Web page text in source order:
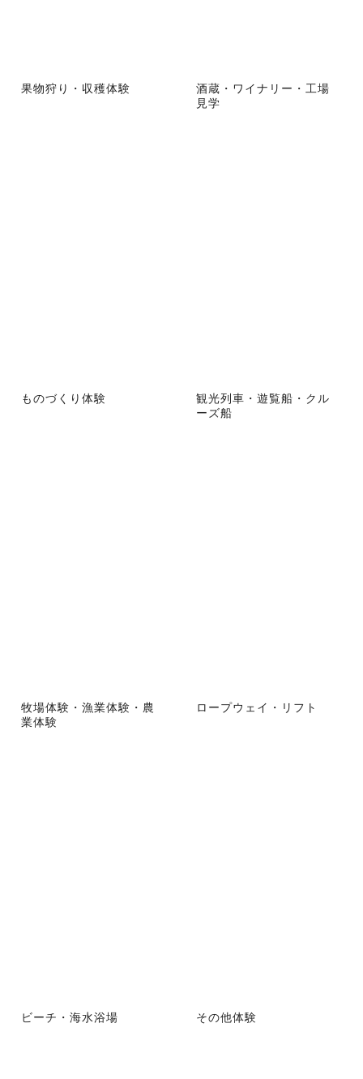
果物狩り・収穫体験
酒蔵・ワイナリー・工場
見学
ものづくり体験
観光列車・遊覧船・クル
ーズ船
牧場体験・漁業体験・農
業体験
ロープウェイ・リフト
ビーチ・海水浴場 その他体験